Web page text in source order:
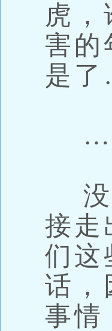
虎
害的
是
没
接走
们这
话，
事情